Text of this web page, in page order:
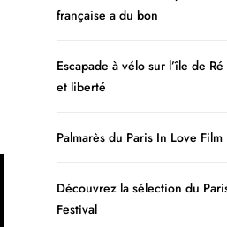
française a du bon
Escapade à vélo sur l’île de
et liberté
Palmarès du Paris In Love Film
Découvrez la sélection du
Festival